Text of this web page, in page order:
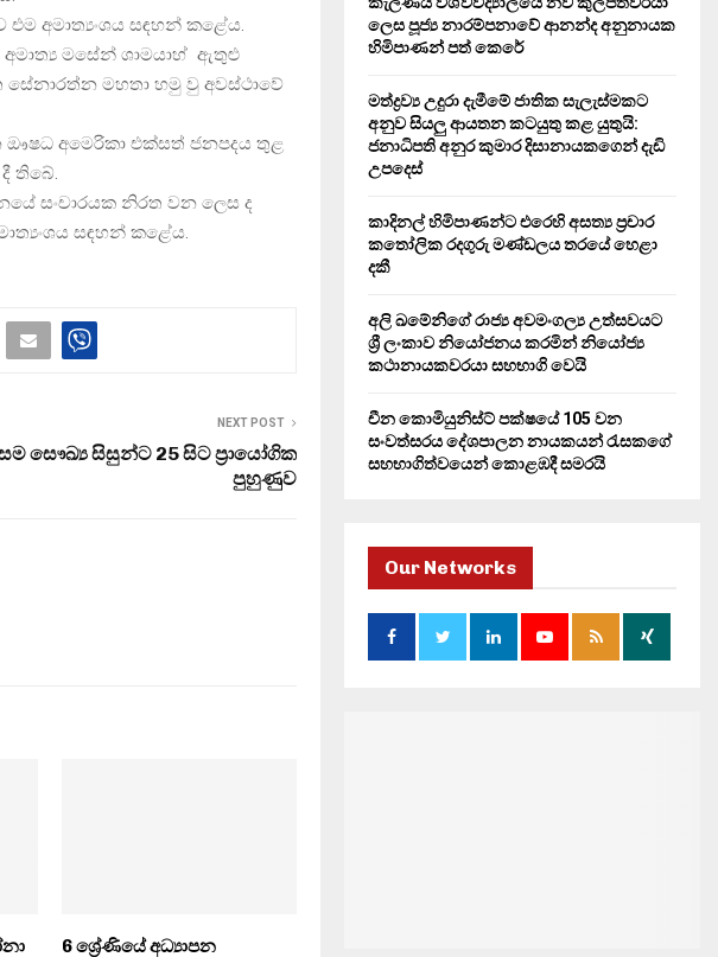
අමාත්‍යංශය සඳහන් කළේය.
අමාත්‍ය මසේන් ශාමයාහ් ඇතුළු
මහතා හමු වු අවස්ථාවේ
අමෙරිකා එක්සත් ජනපදය තුළ
තිබේ.
සංචාරයක නිරත වන ලෙස ද
සඳහන් කළේය.
NEXT POST
සෞඛ්‍ය සිසුන්ට 25 සිට ප්‍රායෝගික
පුහුණුව
6 ශ්‍රේණියේ අධ්‍යාපන
r
:
R
ලෙස පූජ්‍ය නාරම්පනාවේ ආනන්ද අනුනායක
හිමිපාණන් පත් කෙරේ
මත්ද්‍රව්‍ය උදුරා දැමීමේ ජාතික සැලැස්මකට
අනුව සියලු ආයතන කටයුතු කළ යුතුයි:
ජනාධිපති අනුර කුමාර දිසානායකගෙන් දැඩි
උපදෙස්
කාදිනල් හිමිපාණන්ට එරෙහි අසත්‍ය ප්‍රචාර
කතෝලික රදගුරු මණ්ඩලය තරයේ හෙළා
දකී
අලි ඛමේනිගේ රාජ්‍ය අවමංගල්‍ය උත්සවයට
ශ්‍රී ලංකාව නියෝජනය කරමින් නියෝජ්‍ය
කථානායකවරයා සහභාගි වෙයි
චීන කොමියුනිස්ට් පක්ෂයේ 105 වන
සංවත්සරය දේශපාලන නායකයන් රැසකගේ
සහභාගිත්වයෙන් කොළඹදී සමරයි
Our Networks